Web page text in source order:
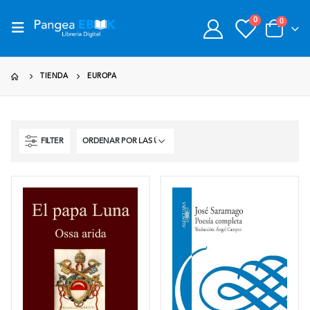
0 0
TIENDA EUROPA
FILTER